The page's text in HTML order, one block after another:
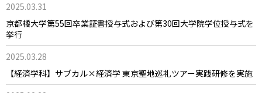
2025.03.31
京都橘大学第55回卒業証書授与式および第30回大学院学位授与式を
挙行
2025.03.28
【経済学科】サブカル×経済学 東京聖地巡礼ツアー実践研修を実施